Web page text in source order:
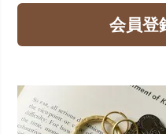
会員登